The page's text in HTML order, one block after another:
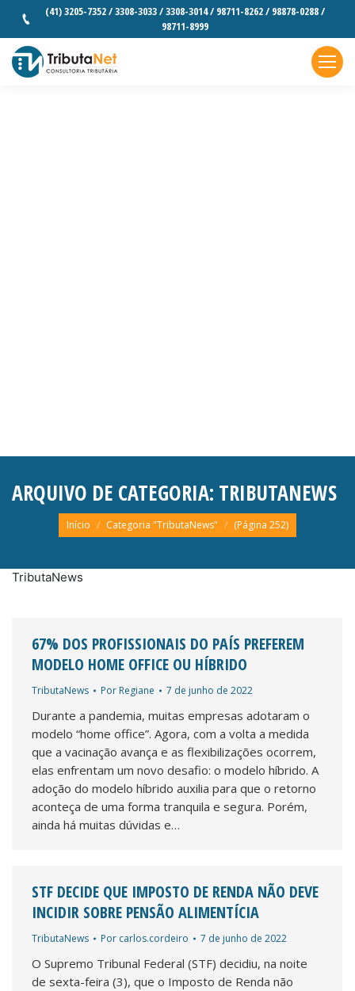
(41) 3205-7352 / 3308-3033 / 3308-3014 / 98711-8262 / 98878-0288 /
98711-8999
ARQUIVO DE CATEGORIA: TRIBUTANEWS
Você está aqui:
Início Categoria "TributaNews" (Página 252)
TributaNews
67% DOS PROFISSIONAIS DO PAÍS PREFEREM
MODELO HOME OFFICE OU HÍBRIDO
TributaNews Por Regiane 7 de junho de 2022
Durante a pandemia, muitas empresas adotaram o
modelo “home office”. Agora, com a volta a medida
que a vacinação avança e as flexibilizações ocorrem,
elas enfrentam um novo desafio: o modelo híbrido. A
adoção do modelo híbrido auxilia para que o retorno
aconteça de uma forma tranquila e segura. Porém,
ainda há muitas dúvidas e…
STF DECIDE QUE IMPOSTO DE RENDA NÃO DEVE
INCIDIR SOBRE PENSÃO ALIMENTÍCIA
TributaNews Por carlos.cordeiro 7 de junho de 2022
O Supremo Tribunal Federal (STF) decidiu, na noite
de sexta-feira (3), que o Imposto de Renda não